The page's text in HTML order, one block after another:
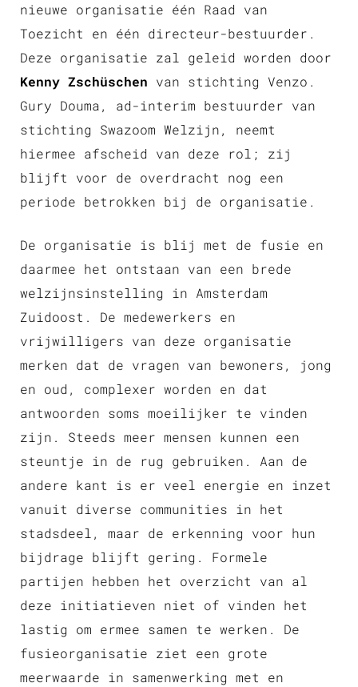
nieuwe organisatie één Raad van
Toezicht en één directeur-bestuurder.
Deze organisatie zal geleid worden door
Kenny Zschüschen van stichting Venzo.
Gury Douma, ad-interim bestuurder van
stichting Swazoom Welzijn, neemt
hiermee afscheid van deze rol; zij
blijft voor de overdracht nog een
periode betrokken bij de organisatie.
De organisatie is blij met de fusie en
daarmee het ontstaan van een brede
welzijnsinstelling in Amsterdam
Zuidoost. De medewerkers en
vrijwilligers van deze organisatie
merken dat de vragen van bewoners, jong
en oud, complexer worden en dat
antwoorden soms moeilijker te vinden
zijn. Steeds meer mensen kunnen een
steuntje in de rug gebruiken. Aan de
andere kant is er veel energie en inzet
vanuit diverse communities in het
stadsdeel, maar de erkenning voor hun
bijdrage blijft gering. Formele
partijen hebben het overzicht van al
deze initiatieven niet of vinden het
lastig om ermee samen te werken. De
fusieorganisatie ziet een grote
meerwaarde in samenwerking met en